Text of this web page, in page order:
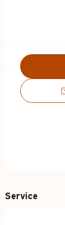
Service